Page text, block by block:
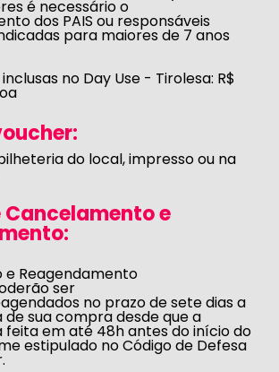
é necessário o
dos PAIS ou responsáveis
para maiores de 7 anos
no Day Use - Tirolesa: R$
do local, impresso ou na
e
Reagendamento
ser
no prazo de sete dias a
sua compra desde que a
feita em até 48h antes do início do
estipulado noCódigo de Defesa
.